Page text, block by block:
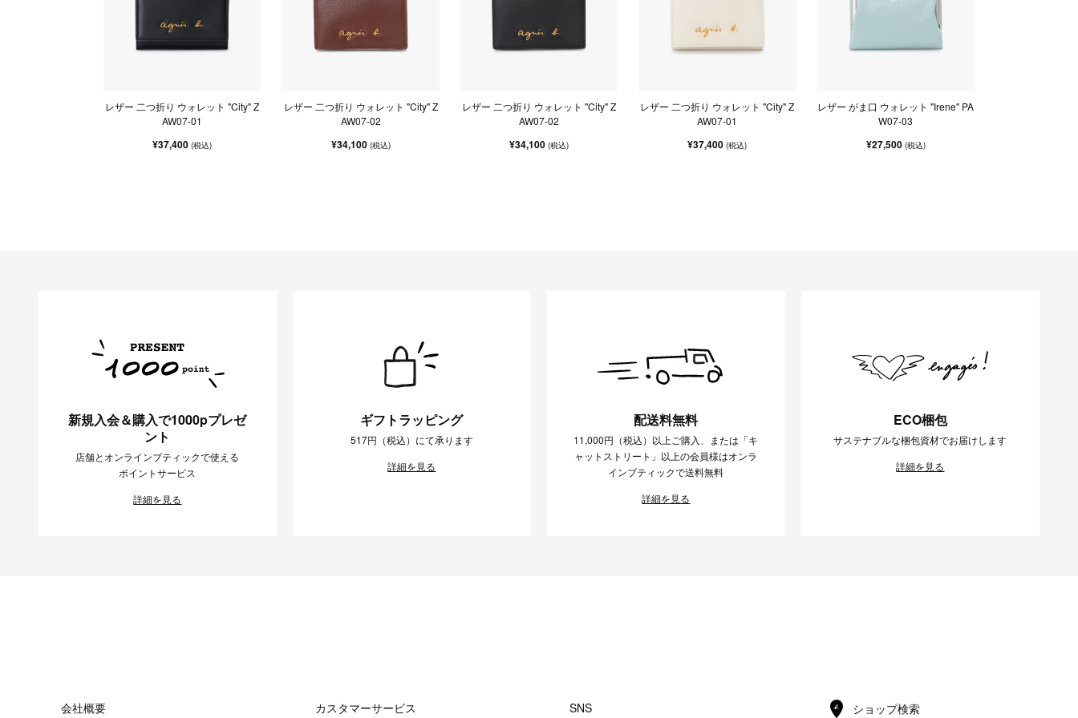
レザー 二つ折り ウォレット "City" Z
AW07-01
¥37,400(税込)
レザー 二つ折り ウォレット "City" Z
AW07-02
¥34,100 (税込)
レザー 二つ折り ウォレット "City" Z
AW07-02
¥34,100 (税込)
レザー 二つ折り ウォレット "City" Z
AW07-01
¥37,400(税込)
レザー がま口 ウォレット "Irene" PA
W07-03
¥27,500 (税込)
新規入会＆購入で1000pプレゼ
ント
店舗とオンラインブティックで使える
ポイントサービス
詳細を見る
ギフトラッピング
517円（税込）にて承ります
詳細を見る
配送料無料
11,000円（税込）以上ご購入、または「キ
ャットストリート」以上の会員様はオンラ
インブティックで送料無料
詳細を見る
ECO梱包
サステナブルな梱包資材でお届けします
詳細を見る
会社概要 カスタマーサービス SNS ショップ検索